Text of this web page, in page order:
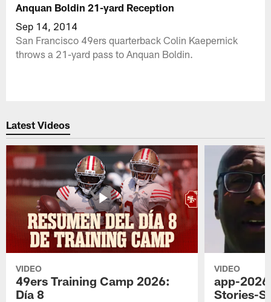
Anquan Boldin 21-yard Reception
Sep 14, 2014
San Francisco 49ers quarterback Colin Kaepernick
throws a 21-yard pass to Anquan Boldin.
Latest Videos
VIDEO
49ers Training Camp 2026:
Día 8
VIDEO
app-
Stories-